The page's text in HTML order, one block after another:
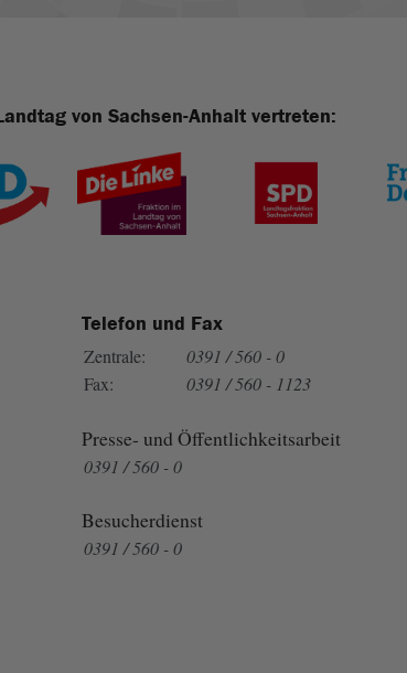
von Sachsen-Anhalt vertreten:
Telefon und Fax
Zentrale:
0391 / 560 - 0
Fax:
0391 / 560 - 1123
Presse- und Öffentlichkeitsarbeit
0391 / 560 - 0
Besucherdienst
0391 / 560 - 0